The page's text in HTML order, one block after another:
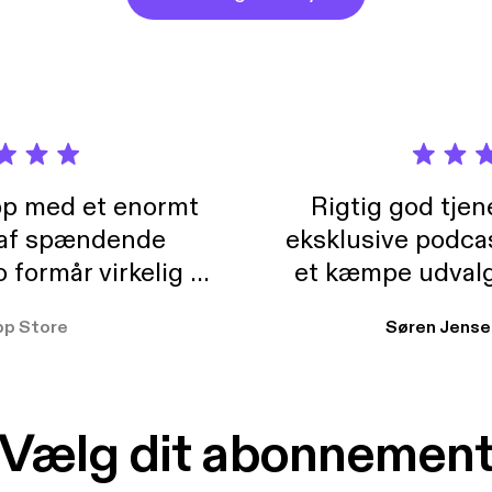
med et enormt
spændende
formår virkelig at
At der så også
Store
Rigtig god
eksklusive
et kæmpe
ikke andet så
Søren
dit